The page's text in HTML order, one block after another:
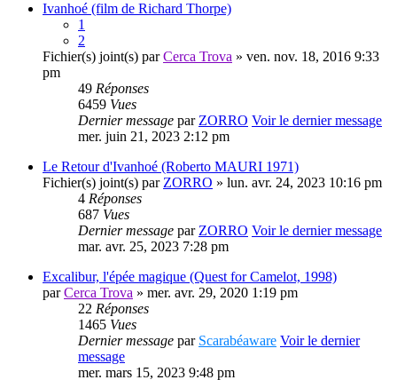
Ivanhoé (film de Richard Thorpe)
1
2
Fichier(s) joint(s) parCerca Trova » ven. nov. 18, 2016 9:33
pm
49 Réponses
6459 Vues
Dernier message parZORRO Voir le dernier message
mer. juin 21, 2023 2:12 pm
Le Retour d'Ivanhoé (Roberto MAURI 1971)
Fichier(s) joint(s) parZORRO » lun. avr. 24, 2023 10:16 pm
4 Réponses
687 Vues
Dernier message parZORRO Voir le dernier message
mar. avr. 25, 2023 7:28 pm
Excalibur, l'épée magique (Quest for Camelot, 1998)
parCerca Trova » mer. avr. 29, 2020 1:19 pm
22 Réponses
1465 Vues
Dernier message par Scarabéaware Voir le dernier
message
mer. mars 15, 2023 9:48 pm